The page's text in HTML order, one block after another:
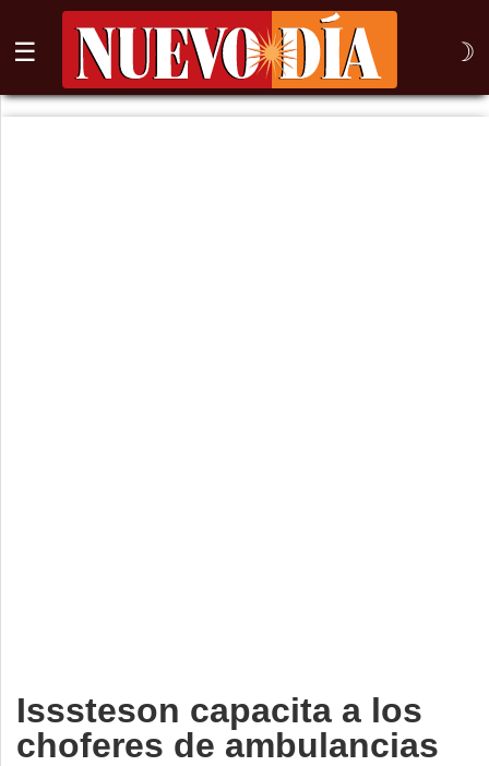
☰ ☽
⌕
Isssteson capacita a los
choferes de ambulancias